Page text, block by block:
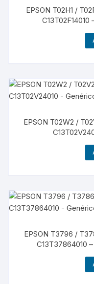
EPSON T02H1 /
EPSON T02W2 /
EPSON T3796 /
C13T37864010